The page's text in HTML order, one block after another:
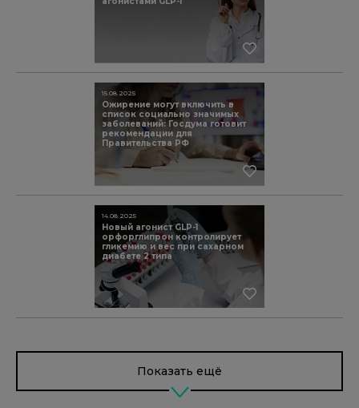
Ожирение могут включить в
список социально значимых
заболеваний: Госдума готовит
рекомендации для
Правительства РФ
15.08.2025
Новый агонист GLP-1
орфорглипрон контролирует
гликемию и вес при сахарном
диабете 2 типа
14.08.2025
Показать ещё